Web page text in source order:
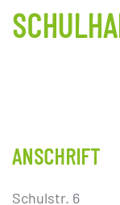
ANSCHRIFT
Schulstr. 6